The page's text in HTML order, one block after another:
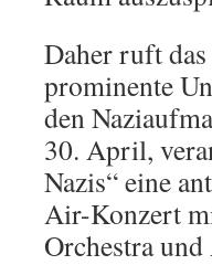
Daher ruft
prominente
den
30. April,
Nazis“ eine
Air-Konzert
Orchestra